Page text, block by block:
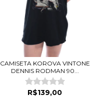
CAMISETA KOROVA VINTONE
DENNIS RODMAN 90...
R$139,00